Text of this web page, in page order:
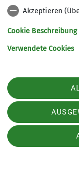
Im
und neben den
alle auch sehr
Stunden.
Szenekneipe um
abzufeiern.
Akzeptieren
Cookie Beschreibung
Verwendete Cookies